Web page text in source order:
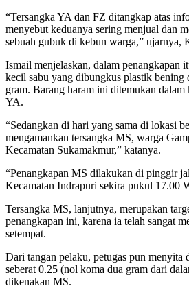
“Tersangka YA dan FZ ditangkap atas
menyebut keduanya sering menjual dan
sebuah gubuk di kebun warga,” ujarnya,
Ismail menjelaskan, dalam penangkapan
kecil sabu yang dibungkus plastik bening
gram. Barang haram ini ditemukan dalam
YA.
“Sedangkan di hari yang sama di lokasi
mengamankan tersangka MS, warga
Kecamatan Sukamakmur,” katanya.
“Penangkapan MS dilakukan di pinggir
Kecamatan Indrapuri sekira pukul 17.00
Tersangka MS, lanjutnya, merupakan
penangkapan ini, karena ia telah sangat
setempat.
Dari tangan pelaku, petugas pun menyita
seberat 0.25 (nol koma dua gram dari
dikenakan MS.